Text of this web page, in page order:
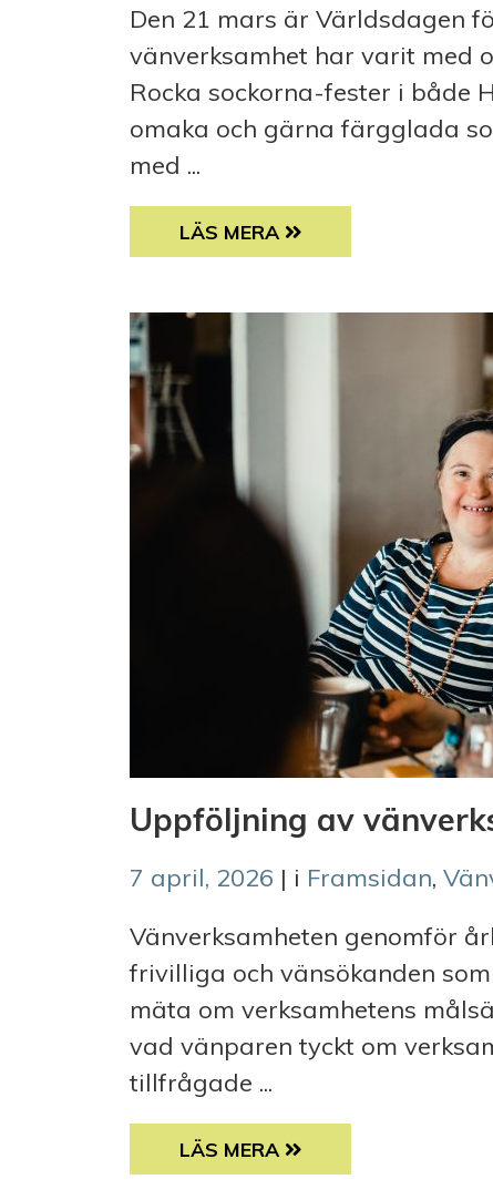
Den 21 mars är Världsdagen
vänverksamhet har varit med
Rocka sockorna-fester i både
omaka och gärna färgglada
med ...
SAMS VÄNVERKSAMHET HAR
LÄS MERA
Uppföljning av
7 april, 2026 | i Framsidan,
Vänverksamheten genomför
frivilliga och vänsökanden
mäta om verksamhetens
vad vänparen tyckt om
tillfrågade ...
UPPFÖLJNING AV
LÄS MERA